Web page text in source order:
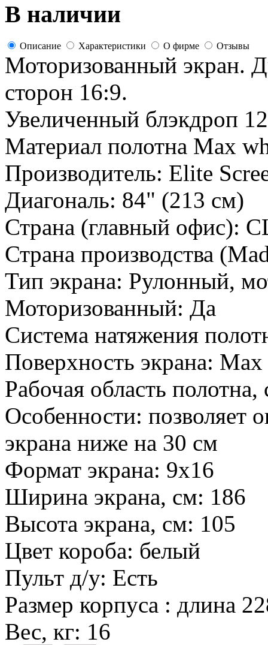
В наличии
Описание Характеристики О фирме Отзывы
Моторизованный экран.
сторон 16:9.
Увеличенный блэкдроп
Материал полотна Max
Производитель: Elite
Диагональ: 84" (213 см)
Страна (главный офис):
Страна производства
Тип экрана: Рулонный,
Моторизованный: Да
Система натяжения
Поверхность экрана: Max
Рабочая область
Особенности: позволяет
экрана ниже на 30 см
Формат экрана: 9х16
Ширина экрана, см: 186
Высота экрана, см: 105
Цвет короба: белый
Пульт д/у: Есть
Размер корпуса : длина
Вес, кг: 16